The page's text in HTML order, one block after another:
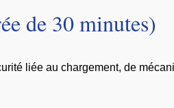
de 30 minutes)
liée au chargement, de